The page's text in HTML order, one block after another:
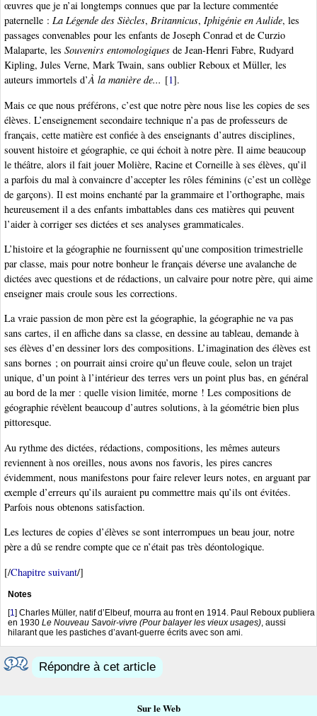
œuvres que je n’ai longtemps connues que par la lecture commentée
paternelle : La Légende des Siècles, Britannicus, Iphigénie en Aulide, les
passages convenables pour les enfants de Joseph Conrad et de Curzio
Malaparte, les Souvenirs entomologiques de Jean-Henri Fabre, Rudyard
Kipling, Jules Verne, Mark Twain, sans oublier Reboux et Müller, les
auteurs immortels d’À la manière de... [1].
Mais ce que nous préférons, c’est que notre père nous lise les copies de ses
élèves. L’enseignement secondaire technique n’a pas de professeurs de
français, cette matière est confiée à des enseignants d’autres disciplines,
souvent histoire et géographie, ce qui échoit à notre père. Il aime beaucoup
le théâtre, alors il fait jouer Molière, Racine et Corneille à ses élèves, qu’il
a parfois du mal à convaincre d’accepter les rôles féminins (c’est un collège
de garçons). Il est moins enchanté par la grammaire et l’orthographe, mais
heureusement il a des enfants imbattables dans ces matières qui peuvent
l’aider à corriger ses dictées et ses analyses grammaticales.
L’histoire et la géographie ne fournissent qu’une composition trimestrielle
par classe, mais pour notre bonheur le français déverse une avalanche de
dictées avec questions et de rédactions, un calvaire pour notre père, qui aime
enseigner mais croule sous les corrections.
La vraie passion de mon père est la géographie, la géographie ne va pas
sans cartes, il en affiche dans sa classe, en dessine au tableau, demande à
ses élèves d’en dessiner lors des compositions. L’imagination des élèves est
sans bornes ; on pourrait ainsi croire qu’un fleuve coule, selon un trajet
unique, d’un point à l’intérieur des terres vers un point plus bas, en général
au bord de la mer : quelle vision limitée, morne ! Les compositions de
géographie révèlent beaucoup d’autres solutions, à la géométrie bien plus
pittoresque.
Au rythme des dictées, rédactions, compositions, les mêmes auteurs
reviennent à nos oreilles, nous avons nos favoris, les pires cancres
évidemment, nous manifestons pour faire relever leurs notes, en arguant par
exemple d’erreurs qu’ils auraient pu commettre mais qu’ils ont évitées.
Parfois nous obtenons satisfaction.
Les lectures de copies d’élèves se sont interrompues un beau jour, notre
père a dû se rendre compte que ce n’était pas très déontologique.
[/Chapitre suivant/]
Notes
[1] Charles Müller, natif d’Elbeuf, mourra au front en 1914. Paul Reboux publiera
en 1930 Le Nouveau Savoir-vivre (Pour balayer les vieux usages), aussi
hilarant que les pastiches d’avant-guerre écrits avec son ami.
Répondre à cet article
Sur le Web